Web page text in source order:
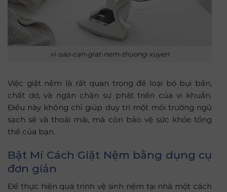
vi-sao-can-giat-nem-thuong-xuyen
Việc giặt nệm là rất quan trọng để loại bỏ bụi bẩn,
chất dơ, và ngăn chặn sự phát triển của vi khuẩn.
Điều này không chỉ giúp duy trì một môi trường ngủ
sạch sẽ và thoải mái, mà còn bảo vệ sức khỏe tổng
thể của bạn.
Bật Mí Cách Giặt Nệm bằng dụng cụ
đơn giản
Để thực hiện quá trình vệ sinh nệm tại nhà một cách